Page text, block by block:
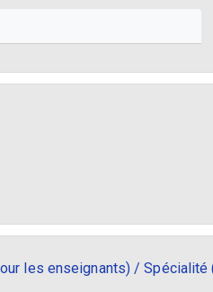
les enseignants) / Spécialité